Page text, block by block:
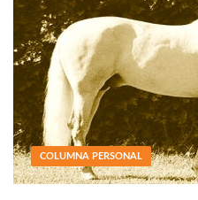
COLUMNA PERSONAL